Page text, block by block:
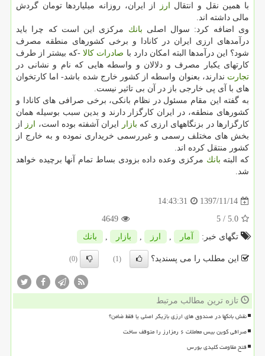
با همین نقل و انتقال ارز
از ایران، روزانه میلیاردها تومان گردش
مالی داشته اند.
وی اضافه كرد: سوال اصلی بانك مركزی این است كه چرا باید
درآمدهای ارزی ایران در كانادا و برخی كشورهای منطقه مصرف
شود؟ این درآمدها البته امكان دارد با صادرات كالا-كه بیشتر از طرف
كارتهای یكبار مصرف و دلالان و واسطه هایی كه نام و نشانی در
تجارت ندارند، بعنوان واسطه از كشور خارج شده باشد- اما كارتخوان
های با آی پی خارجی باز در آن بی تاثیر نیست.
به گفته این مقام مسئول در نظام بانكی، برخی صرافی های كانادا و
كشورهای منطقه، در ایران كارگزار دارند و بدین سبب بوسیله همان
كارگزارها در بزنگاههای ارزی كه بازار ایران آشفته بوده است، ارز از
بخش های مختلف رسمی و غیررسمی خریداری نموده و به خارج از
كشور منتقل كرده اند.
كه البته بانك مركزی وعده داده بزودی بساط تمام آنها برچیده خواهد
شد.
1397/11/14
14:43:31
5.0
/ 5
4649
تگهای خبر:
آمار , ارز , بازار , بانك
این مطلب را می پسندید؟ (1)
(0)
تازه ترین مطالب مرتبط
نقش بانکها در صندوق های ارزی بازیگر اصلی یا فقط ضامن؟
صرافی کوین بیس معاملات ۶ رمزارز را متوقف ساخت
فتح مقاومت کلیدی بورس